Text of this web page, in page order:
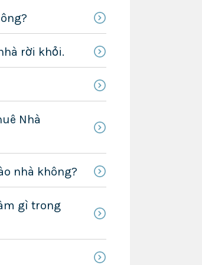
rời khỏi.
Nhà
nhà không?
gì trong